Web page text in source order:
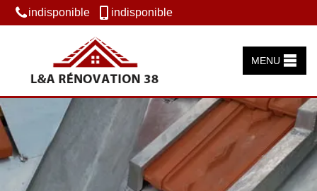
indisponible indisponible
MENU